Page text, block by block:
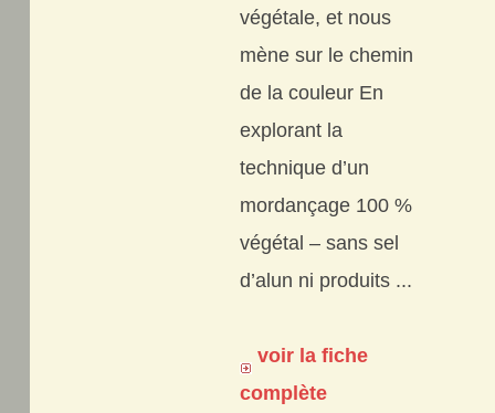
végétale, et nous
mène sur le chemin
de la couleur En
explorant la
technique d’un
mordançage 100 %
végétal – sans sel
d’alun ni produits ...
voir la fiche
complète